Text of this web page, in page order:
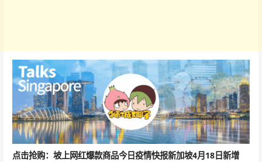
点击抢购：坡上网红爆款商品今日疫情快报新加坡4月18日新增